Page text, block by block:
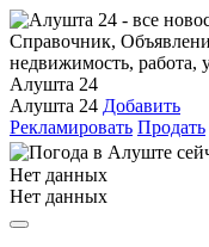
Алушта 24
Алушта 24 Добавить
Рекламировать Продать
Нет данных
Нет данных